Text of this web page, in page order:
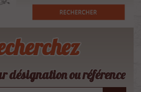
désignation ou référence